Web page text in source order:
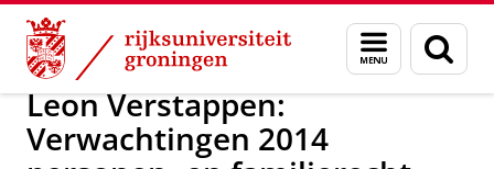
Skip
Content
Skip
Navigation
Menu
en
zoeken
Over ons Actueel Nieuws Nieuwsberichten
Leon Verstappen:
Verwachtingen 2014